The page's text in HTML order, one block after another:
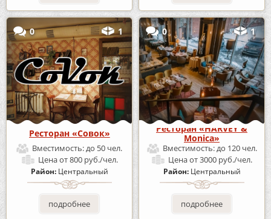
0 1
Ресторан «Совок»
Вместимость:до 50 чел.
Ценаот 800 руб./чел.
Район: Центральный
подробнее
0 1
Ресторан «HARVEY &
Monica»
Вместимость:до 120 чел.
Ценаот 3000 руб./чел.
Район: Центральный
подробнее